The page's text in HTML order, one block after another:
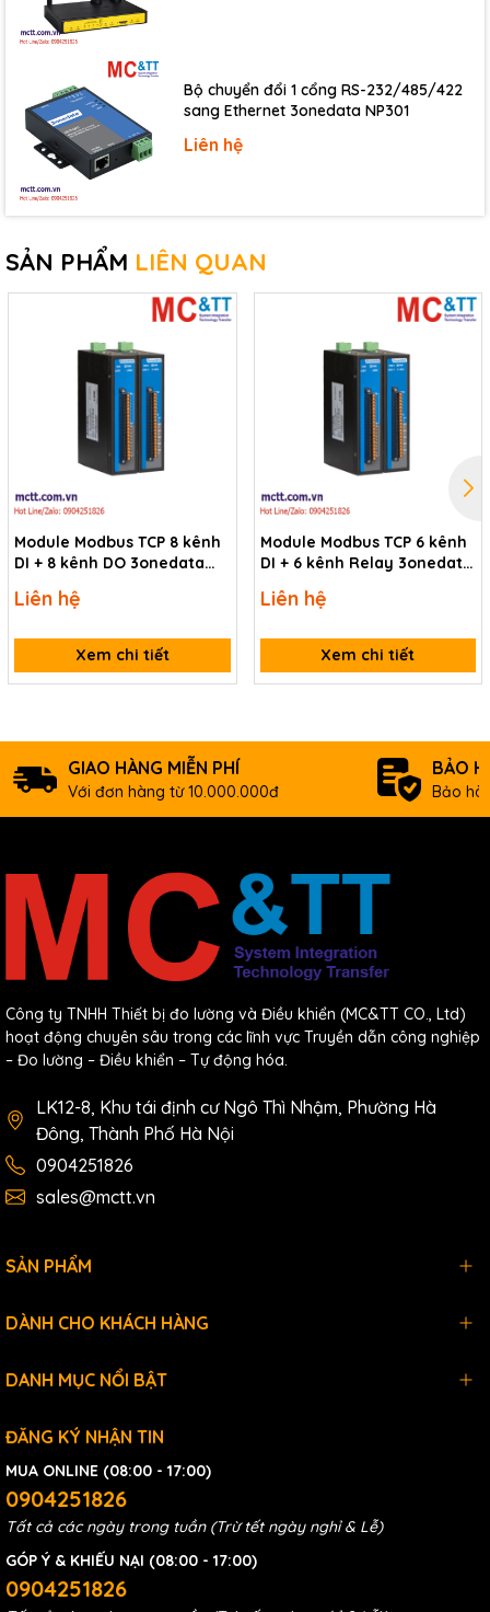
Bộ chuyển đổi 1 cổng RS-232/485/422
sang Ethernet 3onedata NP301
Liên hệ
SẢN PHẨM LIÊN QUAN
Module Modbus TCP 8 kênh
DI + 8 kênh DO 3onedata
8IO(DI)-8IO(DO)-TB-P(12-
Liên hệ
Xem chi tiết
Module Modbus TCP 6 kênh
DI + 6 kênh Relay 3onedata
6IO(DI)-6IO(RO)-TB-P(12-
Liên hệ
Xem chi tiết
GIAO HÀNG MIỄN PHÍ
Với đơn hàng từ 10.000.000đ
BẢO
Bảo
Công ty TNHH Thiết bị đo lường và Điều khiển (MC&TT CO., Ltd)
hoạt động chuyên sâu trong các lĩnh vực Truyền dẫn công nghiệp
– Đo lường – Điều khiển – Tự động hóa.
LK12-8, Khu tái định cư Ngô Thì Nhậm, Phường Hà
Đông, Thành Phố Hà Nội
0904251826
sales@mctt.vn
SẢN PHẨM
DÀNH CHO KHÁCH HÀNG
DANH MỤC NỔI BẬT
ĐĂNG KÝ NHẬN TIN
MUA ONLINE (08:00 - 17:00)
0904251826
Tất cả các ngày trong tuần (Trừ tết ngày nghỉ & Lễ)
GÓP Ý & KHIẾU NẠI (08:00 - 17:00)
0904251826